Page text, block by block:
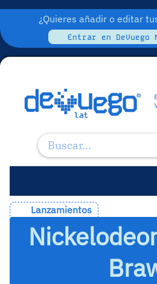
¿Quieres añadir o editar
Entrar en DeVuego
Lanzamientos